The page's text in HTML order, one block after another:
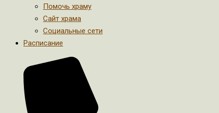
Помочь храму
Сайт храма
Социальные сети
Расписание